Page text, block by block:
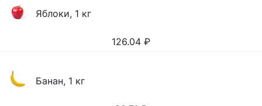
Яблоки, 1 кг
126.04 ₽
Банан, 1 кг